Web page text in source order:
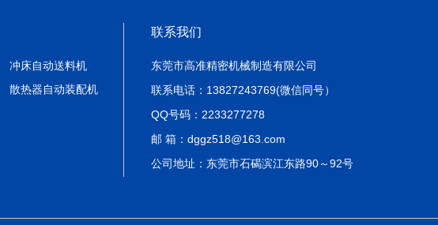
冲床自动送料机
散热器自动装配机
联系我们
东莞市高准精密机械制造有限公司
联系电话：13827243769(微信同号）
QQ号码：2233277278
邮 箱：dggz518@163.com
公司地址：东莞市石碣滨江东路90～92号